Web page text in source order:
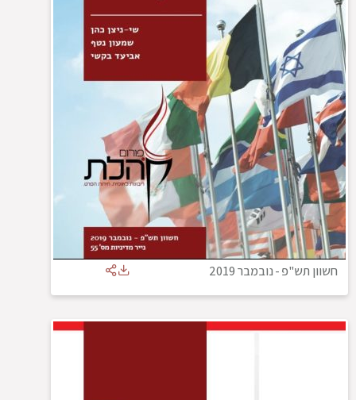
חשוון תש"פ-נובמבר 2019